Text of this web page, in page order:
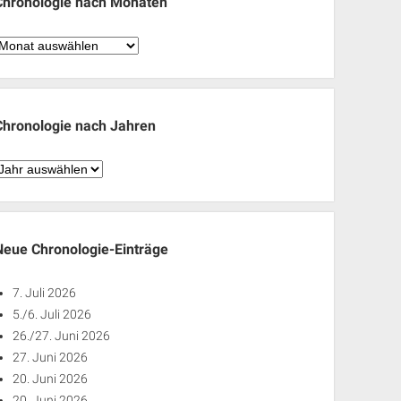
Chronologie
nach Jahren
Chronologie-Einträge
7. Juli 2026
5./6. Juli 2026
26./27. Juni 2026
27. Juni 2026
20. Juni 2026